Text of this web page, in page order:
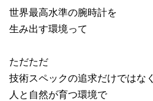
世界最高水準の腕時計を
生み出す環境って
ただただ
技術スペックの追求だけではなく
人と自然が育つ環境で